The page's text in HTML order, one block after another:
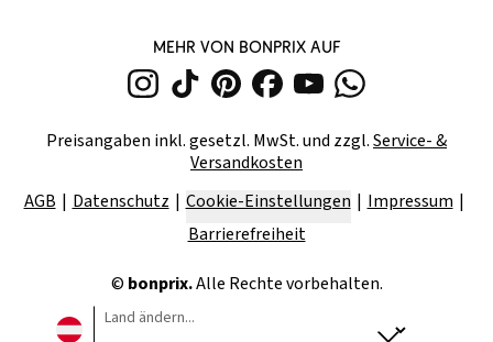
MEHR VON BONPRIX AUF
Preisangaben inkl. gesetzl. MwSt. und zzgl.Service- &
Versandkosten
AGB
Datenschutz Cookie-Einstellungen
Impressum
Barrierefreiheit
© bonprix.Alle Rechte vorbehalten.
Land ändern...